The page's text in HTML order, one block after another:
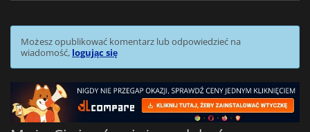
Możesz opublikować komentarz lub odpowiedzieć na
wiadomość, logując się